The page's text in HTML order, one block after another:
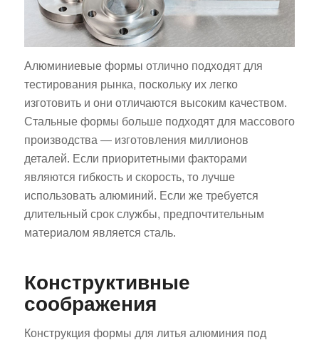
Алюминиевые формы отлично подходят для
тестирования рынка, поскольку их легко
изготовить и они отличаются высоким качеством.
Стальные формы больше подходят для массового
производства — изготовления миллионов
деталей. Если приоритетными факторами
являются гибкость и скорость, то лучше
использовать алюминий. Если же требуется
длительный срок службы, предпочтительным
материалом является сталь.
Конструктивные
соображения
Конструкция формы для литья алюминия под